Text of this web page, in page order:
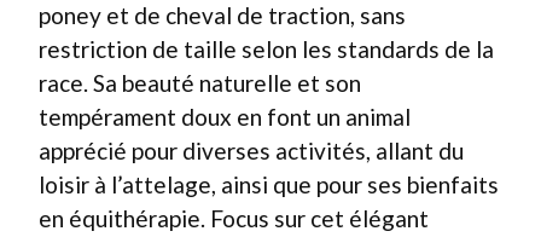
poney et de cheval de traction, sans
restriction de taille selon les standards de la
race. Sa beauté naturelle et son
tempérament doux en font un animal
apprécié pour diverses activités, allant du
loisir à l’attelage, ainsi que pour ses bienfaits
en équithérapie. Focus sur cet élégant